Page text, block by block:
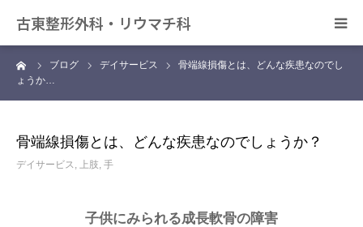
古東整形外科・リウマチ科
ブログ デイサービス
骨端線損傷とは、どんな疾患なのでし
ょうか…
骨端線損傷とは、どんな疾患なのでしょうか？
デイサービス, 上肢, 手
子供にみられる成長軟骨の障害
日帰り手術について
デイサービス きずな